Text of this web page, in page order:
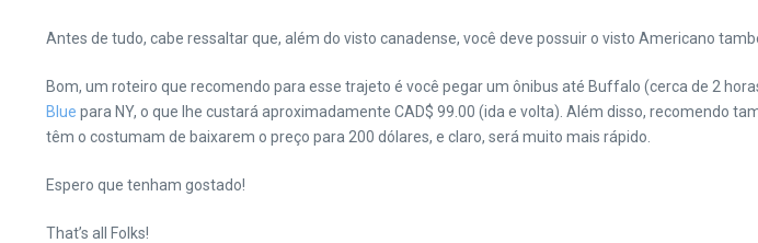
Antes de tudo, cabe ressaltar que, além do visto canadense, você deve possuir o visto Americano
Bom, um roteiro que recomendo para esse trajeto é você pegar um ônibus até Buffalo (cerca de 2
Blue para NY, o que lhe custará aproximadamente CAD$ 99.00 (ida e volta). Além disso, recomendo
têm o costumam de baixarem o preço para 200 dólares, e claro, será muito mais rápido.
Espero que tenham gostado!
That’s all Folks!